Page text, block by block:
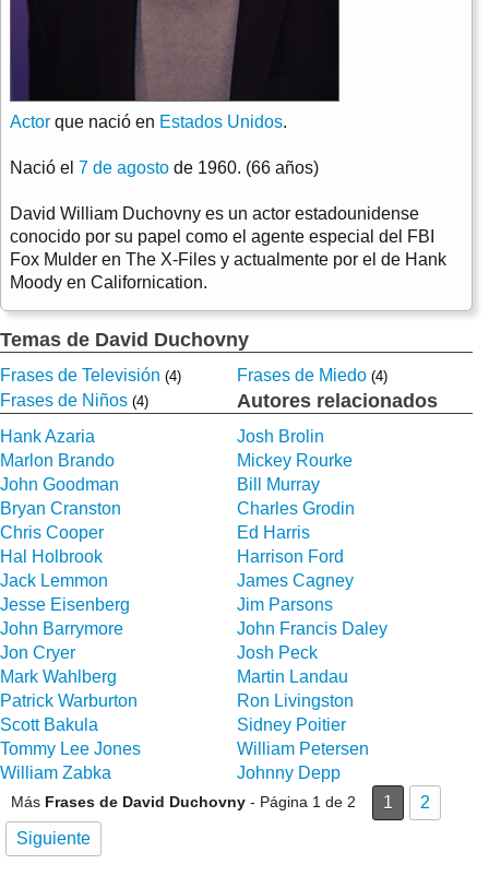
Actor que nació en Estados Unidos.
Nació el 7 de agosto de 1960. (66 años)
David William Duchovny es un actor estadounidense
conocido por su papel como el agente especial del FBI
Fox Mulder en The X-Files y actualmente por el de Hank
Moody en Californication.
Temas de David Duchovny
Frases de Televisión (4) Frases de Miedo (4)
Frases de Niños (4) Autores relacionados
Hank Azaria
Josh Brolin
Marlon Brando
Mickey Rourke
John Goodman
Bill Murray
Bryan Cranston
Charles Grodin
Chris Cooper
Ed Harris
Hal Holbrook
Harrison Ford
Jack Lemmon
James Cagney
Jesse Eisenberg
Jim Parsons
John Barrymore
John Francis Daley
Jon Cryer
Josh Peck
Mark Wahlberg
Martin Landau
Patrick Warburton
Ron Livingston
Scott Bakula
Sidney Poitier
Tommy Lee Jones
William Petersen
William Zabka
Johnny Depp
Más Frases de David Duchovny - Página 1 de 2 1
2
Siguiente